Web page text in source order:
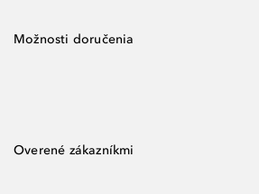
Možnosti doručenia
Overené zákazníkmi